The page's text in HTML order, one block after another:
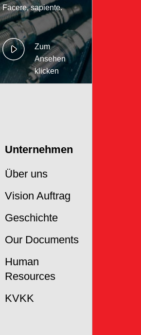
Facere, sapiente.
Zum
Ansehen
klicken
Unternehmen
Über uns
Vision Auftrag
Geschichte
Our Documents
Human
Resources
KVKK